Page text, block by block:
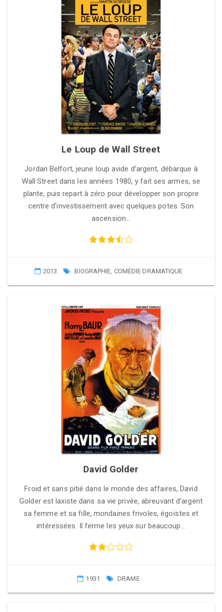
Le Loup de Wall Street
Jordan Belfort, jeune loup avide d’argent, débarque à
Wall Street dans les années 1980, y fait ses armes, se
plante, puis repart à zéro pour développer son propre
centre d’investissement avec quelques potes. Son
ascension…
2013 BIOGRAPHIE, COMÉDIE DRAMATIQUE
David Golder
Froid et sans pitié dans le monde des affaires, David
Golder est laxiste dans sa vie privée, abreuvant d’argent
sa femme et sa fille, mondaines frivoles, égoïstes et
intéressées. Il ferme les yeux sur beaucoup…
1931 DRAME